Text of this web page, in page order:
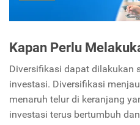
Kapan Perlu
Diversifikasi dapat dilakukan
investasi. Diversifikasi
menaruh telur di keranjang
investasi terus bertumbuh